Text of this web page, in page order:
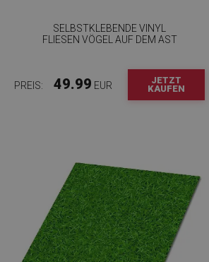
SELBSTKLEBENDE VINYL
FLIESEN VÖGEL AUF DEM AST
PREIS: 49.99 EUR
JETZT
KAUFEN